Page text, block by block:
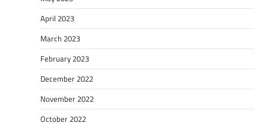
April 2023
March 2023
February 2023
December 2022
November 2022
October 2022